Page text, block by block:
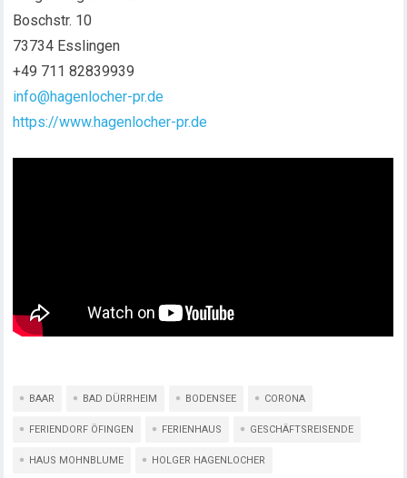
Boschstr. 10
73734 Esslingen
+49 711 82839939
info@hagenlocher-pr.de
https://www.hagenlocher-pr.de
BAAR BAD DÜRRHEIM BODENSEE CORONA
FERIENDORF ÖFINGEN FERIENHAUS GESCHÄFTSREISENDE
HAUS MOHNBLUME HOLGER HAGENLOCHER